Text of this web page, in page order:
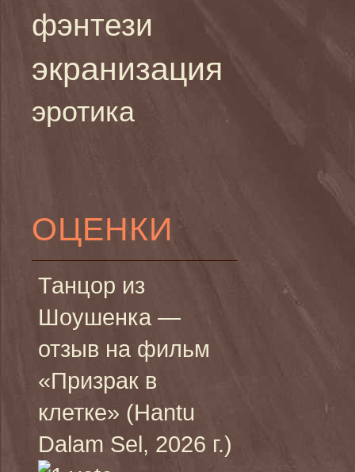
фэнтези
экранизация
эротика
ОЦЕНКИ
Танцор из
Шоушенка —
отзыв на фильм
«Призрак в
клетке» (Hantu
Dalam Sel, 2026 г.)